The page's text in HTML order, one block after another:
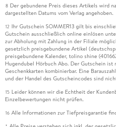
8 Der gebundene Preis dieses Artikels wird
dargestellten Datums vom Verlag angehoben.
12 Ihr Gutschein SOMMER13 gilt bis
Gutschein ausschließlich online einlösen
zur Abholung mit Zahlung in der Filiale
gesetzlich preisgebundene Artikel
preisgebundene Kalender, tolino shine
Hugendubel Hörbuch Abo. Der Gutschein
Geschenkkarten kombinierbar. Eine
und der Handel des Gutscheincodes sind
15 Leider können wir die Echtheit der
Einzelbewertungen nicht prüfen.
16 Alle Informationen zur Tiefpreisgarantie